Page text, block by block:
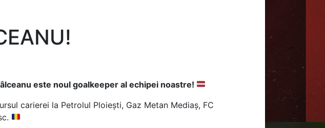
este noul goalkeeper al echipei noastre!
carierei la Petrolul Ploiești, Gaz Metan Mediaș, FC